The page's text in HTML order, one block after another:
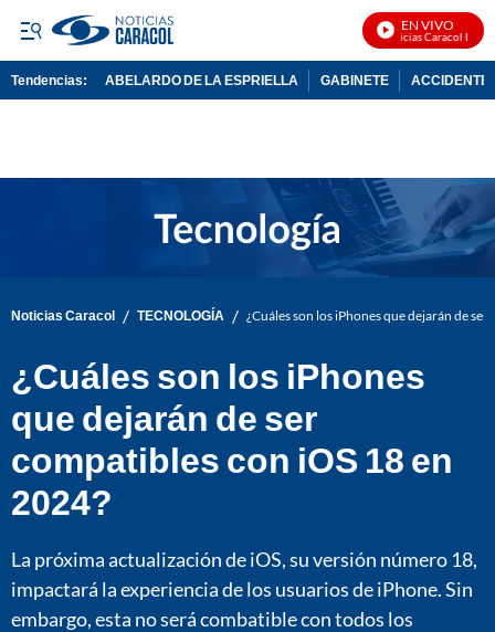
EN VIVO
Noticias Caracol En Vivo
Tendencias: ABELARDO DE LA ESPRIELLA GABINETE ACCIDENTE
Noticias Caracol / TECNOLOGÍA / ¿Cuáles son los iPhones que dejarán de
¿Cuáles son los iPhones
que dejarán de ser
compatibles con iOS 18 en
2024?
La próxima actualización de iOS, su versión número 18,
impactará la experiencia de los usuarios de iPhone. Sin
embargo, esta no será combatible con todos los